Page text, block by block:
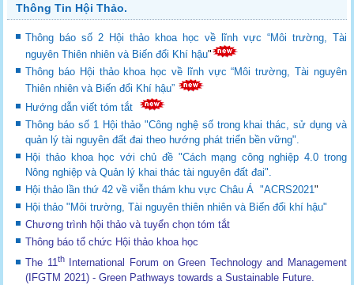
Thông Tin Hội Thảo.
Thông báo số 2 Hội thảo khoa học về lĩnh vực “Môi trường, Tài
nguyên Thiên nhiên và Biến đổi Khí hậu"
Thông báo Hội thảo khoa học về lĩnh vực “Môi trường, Tài nguyên
Thiên nhiên và Biến đổi Khí hậu”
Hướng dẫn viết tóm tắt
Thông báo số 1 Hội thảo "Công nghệ số trong khai thác, sử dụng và
quản lý tài nguyên đất đai theo hướng phát triển bền vững".
Hội thảo khoa học với chủ đề "Cách mạng công nghiệp 4.0 trong
Nông nghiệp và Quản lý khai thác tài nguyên đất đai".
Hội thảo lần thứ 42 về viễn thám khu vực Châu Á "ACRS2021"
Hội thảo "Môi trường, Tài nguyên thiên nhiên và Biến đổi khí hậu"
Chương trình hội thảo và tuyển chọn tóm tắt
Thông báo tổ chức Hội thảo khoa học
The 11thInternational Forum on Green Technology and Management
(IFGTM 2021) - Green Pathways towards a Sustainable Future.